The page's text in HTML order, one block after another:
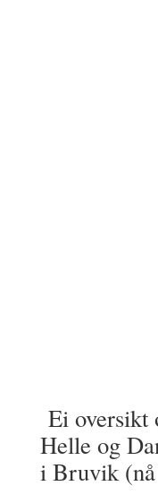
Ei oversikt
Helle og
i Bruvik (nå